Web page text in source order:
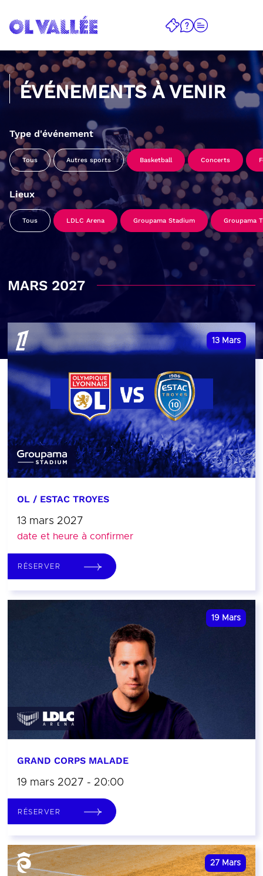
ÉVÉNEMENTS À VENIR
Type d'événement
Tous Autres sports Basketball Concerts
Lieux
Tous LDLC Arena Groupama Stadium Groupama
MARS 2027
13 Mars
OL / ESTAC TROYES
13 mars 2027
date et heure à confirmer
RÉSERVER
19 Mars
GRAND CORPS MALADE
19 mars 2027 - 20:00
RÉSERVER
27 Mars